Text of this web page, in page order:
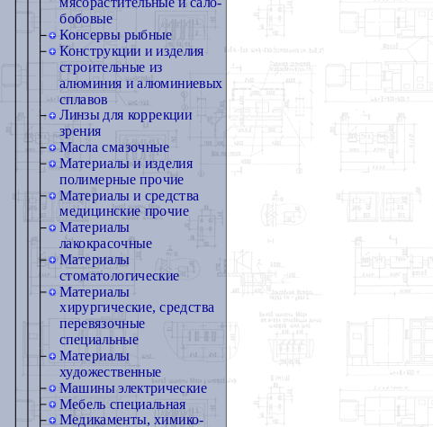
бобовые
Консервы рыбные
Конструкции и изделия
строительные из
алюминия и алюминиевых
сплавов
Линзы для коррекции
зрения
Масла смазочные
Материалы и изделия
полимерные прочие
Материалы и средства
медицинские прочие
Материалы
лакокрасочные
Материалы
стоматологические
Материалы
хирургические, средства
перевязочные
специальные
Материалы
художественные
Машины электрические
Мебель специальная
Медикаменты, химико-